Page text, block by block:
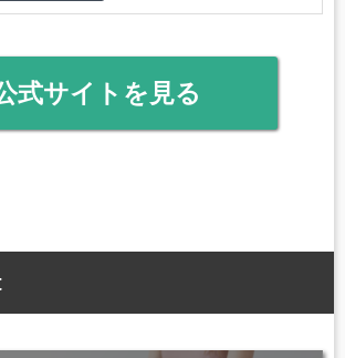
式サイトを見る